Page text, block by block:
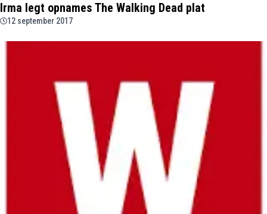
Irma legt opnames The Walking Dead plat
12 september 2017